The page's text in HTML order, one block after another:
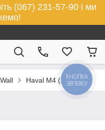
(067) 231-57-90 і ми
Haval M4 (2013-...)
КНОПКА
ЗВ'ЯЗКУ